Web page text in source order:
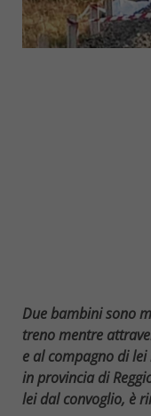
Due bambini sono
treno mentre
e al compagno di
in provincia di
lei dal convoglio, è